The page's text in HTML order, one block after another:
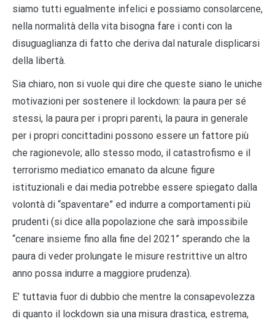
siamo tutti egualmente infelici e possiamo consolarcene,
nella normalità della vita bisogna fare i conti con la
disuguaglianza di fatto che deriva dal naturale displicarsi
della libertà.
Sia chiaro, non si vuole qui dire che queste siano le uniche
motivazioni per sostenere il lockdown: la paura per sé
stessi, la paura per i propri parenti, la paura in generale
per i propri concittadini possono essere un fattore più
che ragionevole; allo stesso modo, il catastrofismo e il
terrorismo mediatico emanato da alcune figure
istituzionali e dai media potrebbe essere spiegato dalla
volontà di “spaventare” ed indurre a comportamenti più
prudenti (si dice alla popolazione che sarà impossibile
“cenare insieme fino alla fine del 2021” sperando che la
paura di veder prolungate le misure restrittive un altro
anno possa indurre a maggiore prudenza).
E’ tuttavia fuor di dubbio che mentre la consapevolezza
di quanto il lockdown sia una misura drastica, estrema,